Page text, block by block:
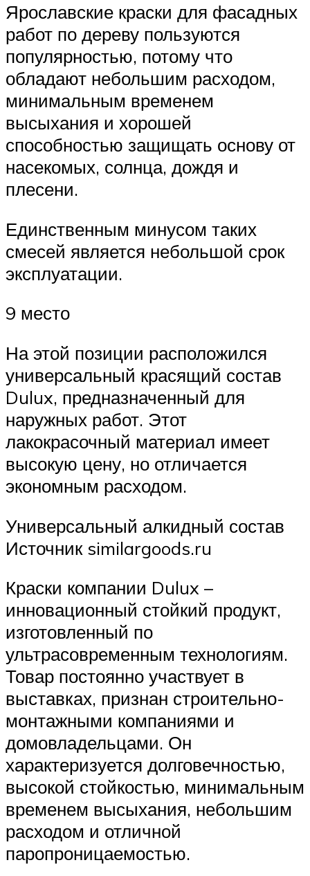
Ярославские краски для фасадных
работ по дереву пользуются
популярностью, потому что
обладают небольшим расходом,
минимальным временем
высыхания и хорошей
способностью защищать основу от
насекомых, солнца, дождя и
плесени.
Единственным минусом таких
смесей является небольшой срок
эксплуатации.
9 место
На этой позиции расположился
универсальный красящий состав
Dulux, предназначенный для
наружных работ. Этот
лакокрасочный материал имеет
высокую цену, но отличается
экономным расходом.
Универсальный алкидный состав
Источник similargoods.ru
Краски компании Dulux –
инновационный стойкий продукт,
изготовленный по
ультрасовременным технологиям.
Товар постоянно участвует в
выставках, признан строительно-
монтажными компаниями и
домовладельцами. Он
характеризуется долговечностью,
высокой стойкостью, минимальным
временем высыхания, небольшим
расходом и отличной
паропроницаемостью.